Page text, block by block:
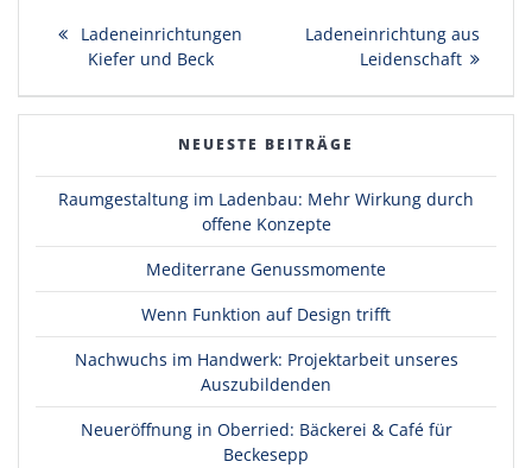
Beitragsnavigation
Vorheriger
Beitrag:
Ladeneinrichtungen
Kiefer und Beck
Nächster
Beitrag:
Ladeneinrichtung aus
Leidenschaft
NEUESTE BEITRÄGE
Raumgestaltung im Ladenbau: Mehr Wirkung durch
offene Konzepte
Mediterrane Genussmomente
Wenn Funktion auf Design trifft
Nachwuchs im Handwerk: Projektarbeit unseres
Auszubildenden
Neueröffnung in Oberried: Bäckerei & Café für
Beckesepp